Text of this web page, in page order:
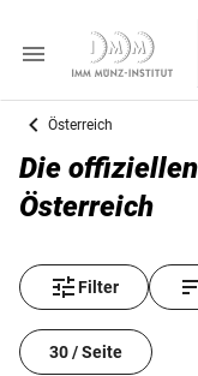
Österreich
Die
Österreich
Filter
30 / Seite